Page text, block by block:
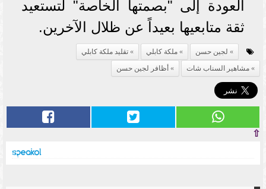
العودة إلى "بصمتها الخاصة" لتستعيد
ثقة متابعيها بعيداً عن ظلال الآخرين.
لجين حسن ملكة كابلي
تقليد ملكة كابلي
مشاهير السناب شات
أظافر لجين حسن
⇧